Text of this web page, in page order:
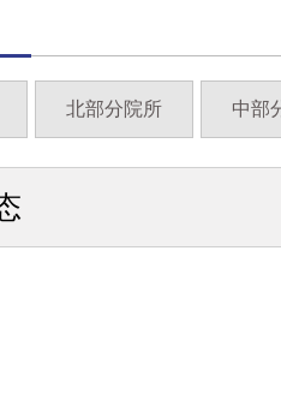
北部分院所 中部